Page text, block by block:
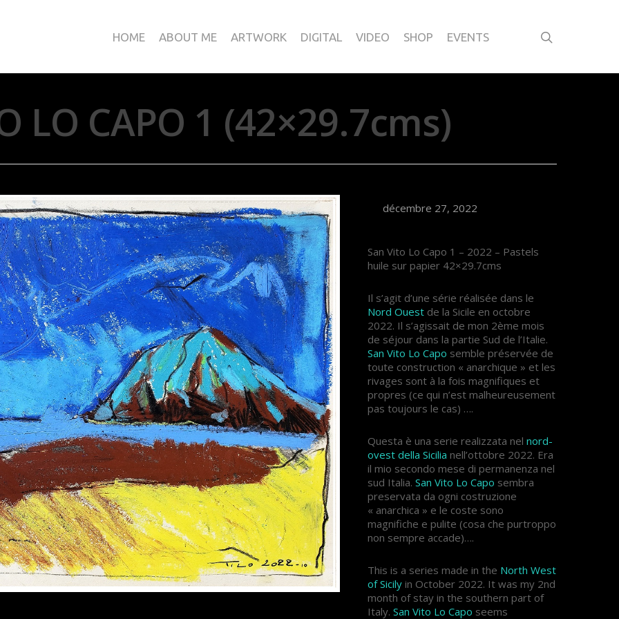
HOME ABOUT ME ARTWORK DIGITAL VIDEO SHOP EVENTS
LO CAPO 1 (42×29.7cms)
décembre 27, 2022
San Vito Lo Capo 1 – 2022 – Pastels
huile sur papier 42×29.7cms
Il s’agit d’une série réalisée dans le
Nord Ouest de la Sicile en octobre
2022. Il s’agissait de mon 2ème mois
de séjour dans la partie Sud de l’Italie.
San Vito Lo Capo semble préservée de
toute construction « anarchique » et les
rivages sont à la fois magnifiques et
propres (ce qui n’est malheureusement
pas toujours le cas) ….
Questa è una serie realizzata nelnord-
ovest della Sicilia nell’ottobre 2022. Era
il mio secondo mese di permanenza nel
sud Italia.San Vito Lo Capo sembra
preservata da ogni costruzione
« anarchica » e le coste sono
magnifiche e pulite (cosa che purtroppo
non sempre accade)….
This is a series made in the North West
of Sicily in October 2022. It was my 2nd
month of stay in the southern part of
Italy.San Vito Lo Capo seems